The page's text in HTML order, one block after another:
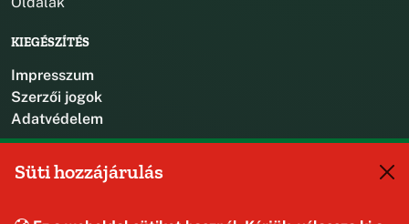
KIEGÉSZÍTÉS
Impresszum
Szerzői jogok
Adatvédelem
Süti hozzájárulás